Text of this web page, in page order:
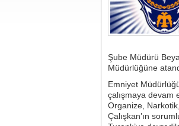
Şube Müdürü
Müdürlüğüne
Emniyet
çalışmaya devam
Organize,
Çalışkan’ın